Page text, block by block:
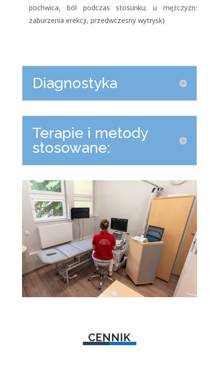
pochwica, ból podczas stosunku; u mężczyzn:
zaburzenia erekcji, przedwczesny wytrysk)
Diagnostyka
Terapie i metody
stosowane:
CENNIK